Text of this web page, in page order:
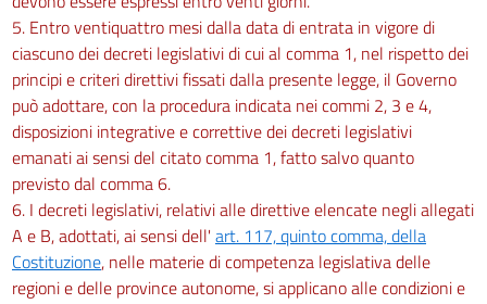
5. Entro ventiquattro mesi dalla data di entrata in vigore di
ciascuno dei decreti legislativi di cui al comma 1, nel rispetto dei
principi e criteri direttivi fissati dalla presente legge, il Governo
può adottare, con la procedura indicata nei commi 2, 3 e 4,
disposizioni integrative e correttive dei decreti legislativi
emanati ai sensi del citato comma 1, fatto salvo quanto
previsto dal comma 6.
6. I decreti legislativi, relativi alle direttive elencate negli allegati
A e B, adottati, ai sensi dell' art. 117, quinto comma, della
Costituzione, nelle materie di competenza legislativa delle
regioni e delle province autonome, si applicano alle condizioni e